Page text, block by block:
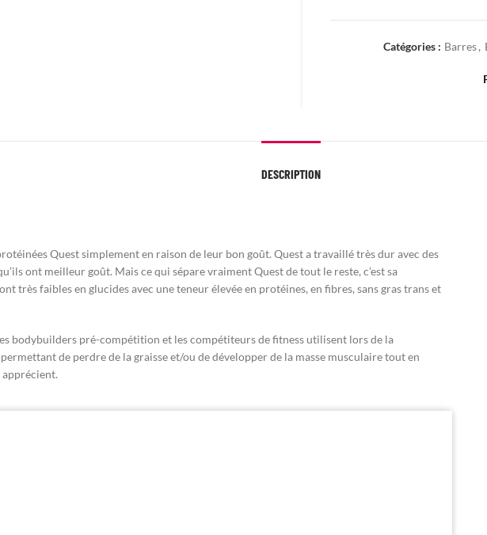
Catégories : Barres ,
DESCRIPTION
Quest simplement en raison de leur bon goût. Quest a travaillé très dur avec des
ont meilleur goût. Mais ce qui sépare vraiment Quest de tout le reste, c’est sa
très faibles en glucides avec une teneur élevée en protéines, en fibres, sans gras trans et
bodybuilders pré-compétition et les compétiteurs de fitness utilisent lors de la
de perdre de la graisse et/ou de développer de la masse musculaire tout en
apprécient.